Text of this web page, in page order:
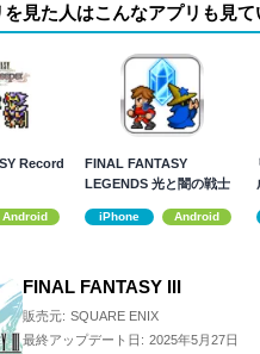
を見た人はこんなアプリも見て
Record
Android
FINAL FANTASY
LEGENDS 光と闇の戦士
iPhone Android
FINAL FANTASY III
販売元: SQUARE ENIX
最終アップデート日: 2025年5月27日